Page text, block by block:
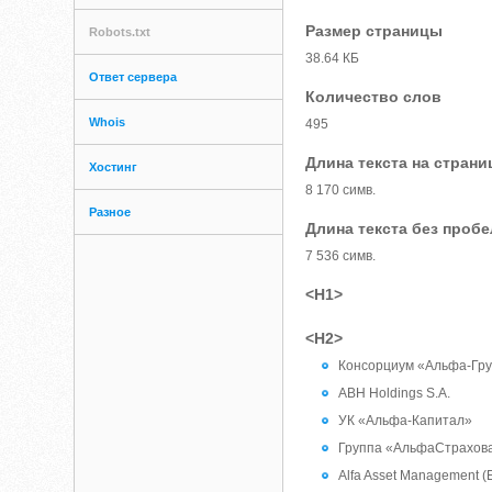
Robots.txt
Ответ сервера
Whois
Хостинг
Разное
Размер страницы
38.64 КБ
Количество слов
495
Длина текста на
8 170 симв.
Длина текста без
7 536 симв.
<H1>
<H2>
Консорциум «Альфа-
ABH Holdings S.A.
УК «Альфа-Капитал»
Группа
Alfa Asset Management